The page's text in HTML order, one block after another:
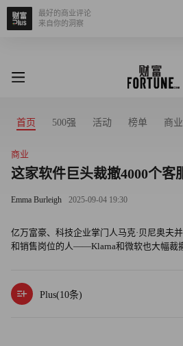
最好的商业评论
来自你的洞察
首页 500强 活动 榜单 商业
商业
这家软件巨头裁撤4000个客
Emma Burleigh 2025-09-04 19:30
亿万富豪、科技企业掌门人马克·贝尼奥夫
和销售岗位的人——Klarna和微软也大幅裁
Plus(10条)